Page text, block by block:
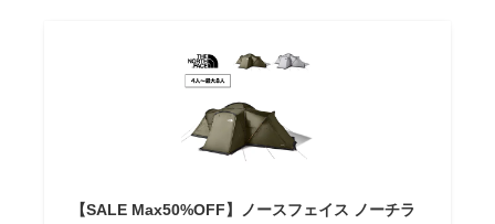
【SALE Max50%OFF】ノースフェイス ノーチラ